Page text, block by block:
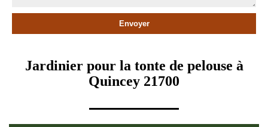
Jardinier pour la tonte de pelouse à
Quincey 21700